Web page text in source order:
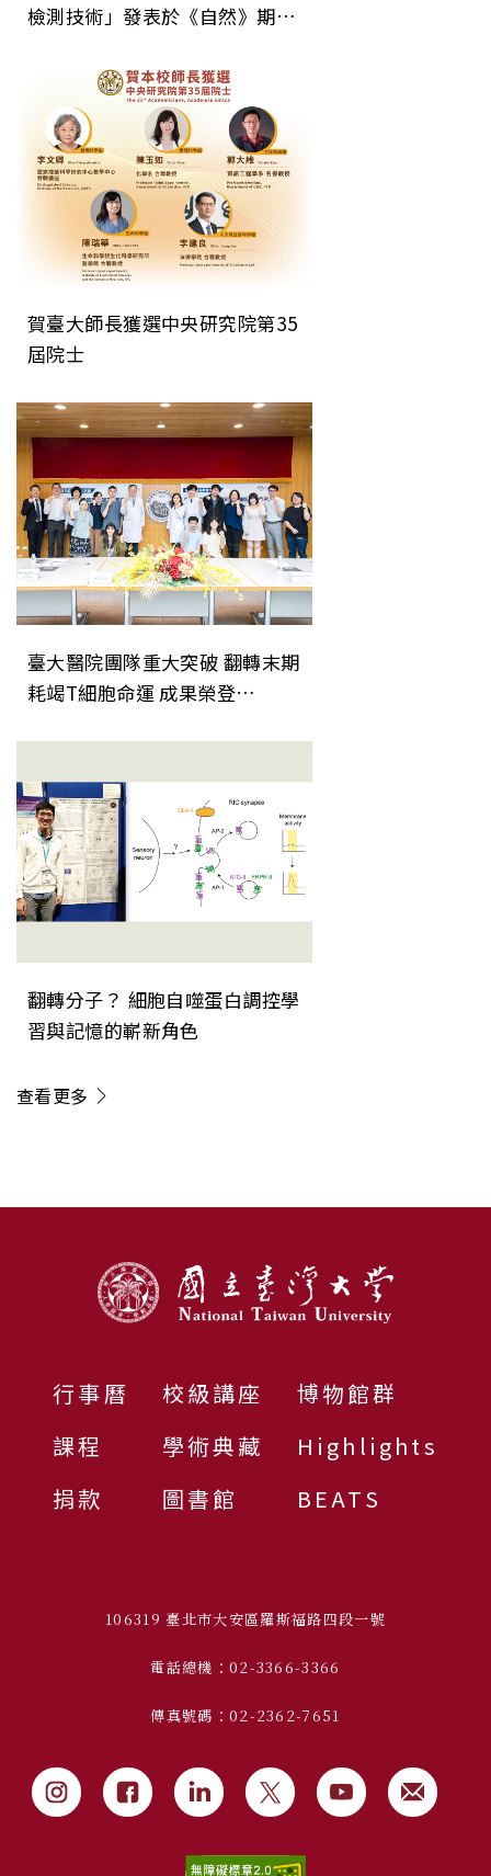
檢測技術」發表於《自然》期
直接檢測技術
賀臺大師長獲選中央研究院第35
屆院士
臺大醫院團隊重大突破 翻轉末期
耗竭T細胞命運 成果榮登
翻轉分子？ 細胞自噬蛋白調控學
習與記憶的嶄新角色
查看更多
行事曆
課程
捐款
校級講座
學術典藏
圖書館
博物館群
Highlights
BEATS
106319 臺北市大安區羅斯福路四段一號
電話總機：02-3366-3366
傳真號碼：02-2362-7651